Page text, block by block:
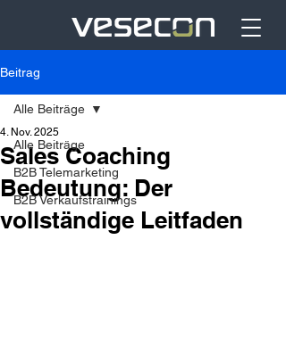
Beitrag
Alle Beiträge
B2B Telemarketing
B2B Verkaufstrainings
Alle Beiträge
Sales Coaching
Bedeutung: Der
vollständige Leitfaden
4. Nov. 2025